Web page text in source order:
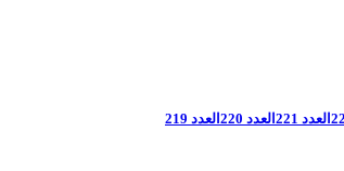
العدد 221 العدد 220 العدد 219